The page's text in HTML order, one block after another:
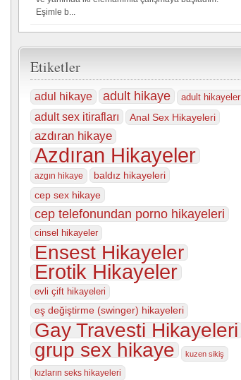
Eşimle b...
Etiketler
adul hikaye adult hikaye adult hikayeler
adult sex itirafları Anal Sex Hikayeleri
azdıran hikaye
Azdıran Hikayeler
azgın hikaye
baldız hikayeleri
cep sex hikaye
cep telefonundan porno hikayeleri
cinsel hikayeler
Ensest Hikayeler
Erotik Hikayeler
evli çift hikayeleri
eş değiştirme (swinger) hikayeleri
Gay Travesti Hikayeleri
grup sex hikaye
kuzen sikiş
kızların seks hikayeleri